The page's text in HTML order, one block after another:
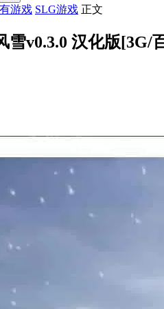
游戏 SLG游戏 正文
雪v0.3.0 汉化版[3G/